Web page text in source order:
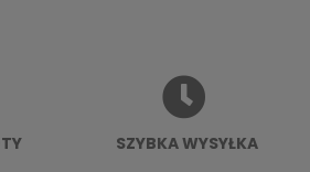
SZYBKA WYSYŁKA